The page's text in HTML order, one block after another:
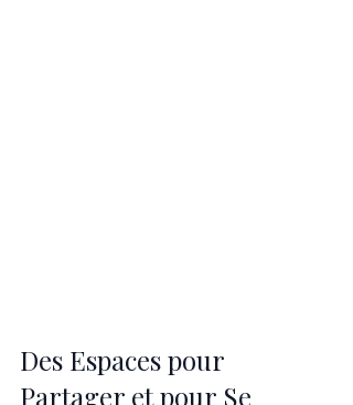
Des Espaces pour
Partager et pour Se